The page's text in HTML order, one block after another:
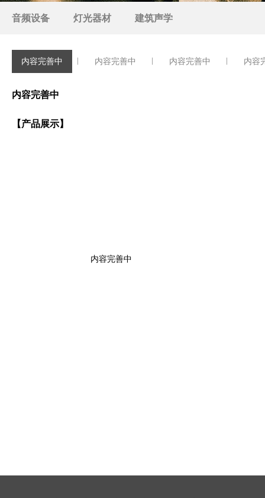
音频设备 灯光器材 建筑声学
内容完善中 内容完善中 内容完善中 内容
内容完善中
【产品展示】
内容完善中